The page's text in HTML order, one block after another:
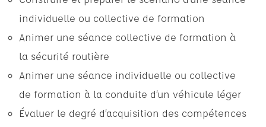
individuelle ou collective de formation
Animer une séance collective de formation à
la sécurité routière
Animer une séance individuelle ou collective
de formation à la conduite d’un véhicule léger
Évaluer le degré d’acquisition des compétences